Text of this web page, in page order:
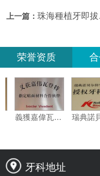
上一篇：珠海種植牙即拔即種係點樣嘅？珠海維港口腔科普
荣誉资质
牙科地址